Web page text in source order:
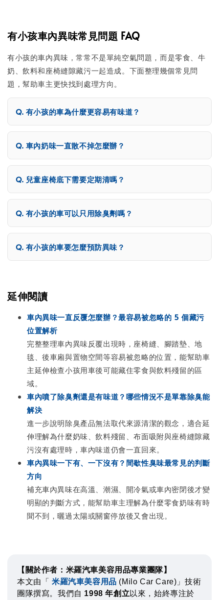
有小孩車內異味常見問題 FAQ
有小孩的車內異味，常常不是單純空氣問題，而是零食、牛
奶、飲料和座椅縫隙藏污一起造成。下面整理幾個常見問
題，幫助車主更快找到處理方向。
有小孩的車為什麼更容易有味道？
車內奶味一直散不掉怎麼辦？
兒童座椅底下需要定期清嗎？
有小孩的車可以只用除臭劑嗎？
有小孩的車要怎麼預防異味？
延伸閱讀
車內異味一直反覆怎麼辦？最容易被忽略的 5 個藏污
位置解析
完整整理車內異味反覆出現時，座椅縫、腳踏墊、地
毯、後車廂與置物空間等容易被忽略的位置，能幫助車
主延伸檢查小孩用車後可能藏住零食與飲料殘留的區
域。
車內噴了除臭劑還是有味道？哪些情況不是單靠除臭能
解決
進一步說明除臭產品無法取代來源清潔的觀念，適合延
伸理解為什麼奶味、飲料殘留、布面吸附與座椅縫隙藏
污沒有處理時，車內味道仍會一直回來。
車內異味一下有、一下沒有？間歇性臭味最常見的判斷
方向
補充車內異味在高溫、潮濕、開冷氣或車內密閉後才變
明顯的判斷方式，能幫助車主理解為什麼零食奶味有時
聞不到，曬過太陽或關窗停放後又會出現。
【關於作者：米羅汽車美容用品專業團隊】
本文由「 米羅汽車美容用品 (Milo Car Care)」技術
團隊撰寫。我們自 1998 年創立 以來，始終專注於